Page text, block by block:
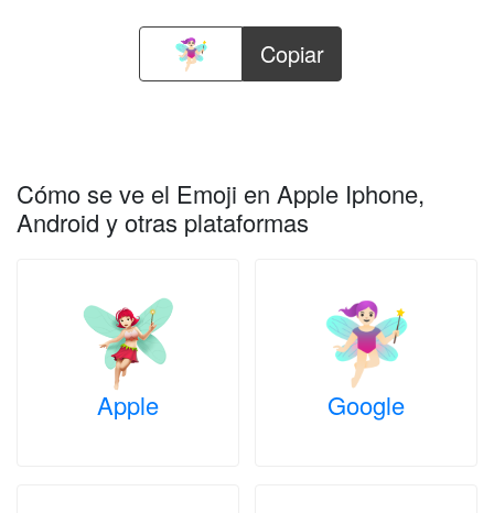
Copiar
Cómo se ve el Emoji en Apple Iphone,
Android y otras plataformas
Apple Google